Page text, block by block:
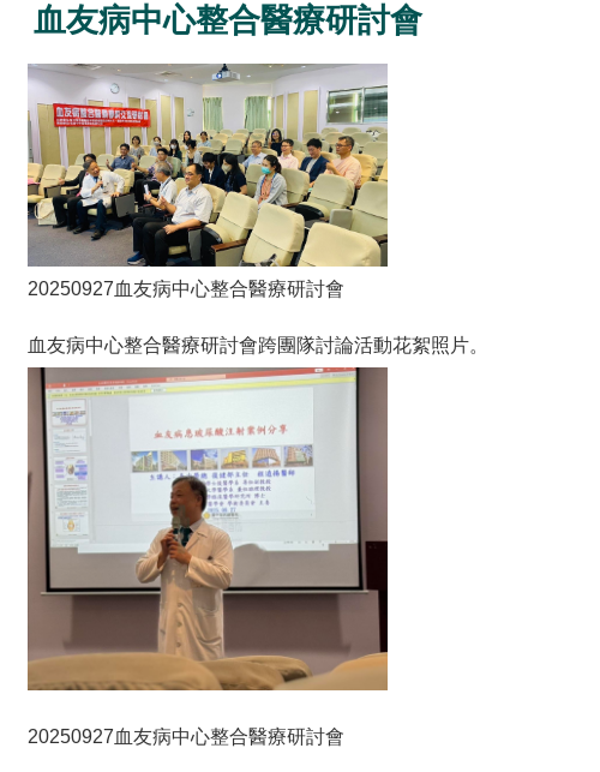
血友病中心整合醫療研討會
20250927血友病中心整合醫療研討會
血友病中心整合醫療研討會跨團隊討論活動花絮照片。
20250927血友病中心整合醫療研討會